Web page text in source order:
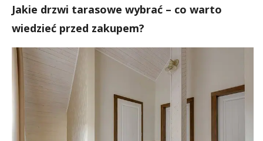
Jakie drzwi tarasowe wybrać – co warto
wiedzieć przed zakupem?